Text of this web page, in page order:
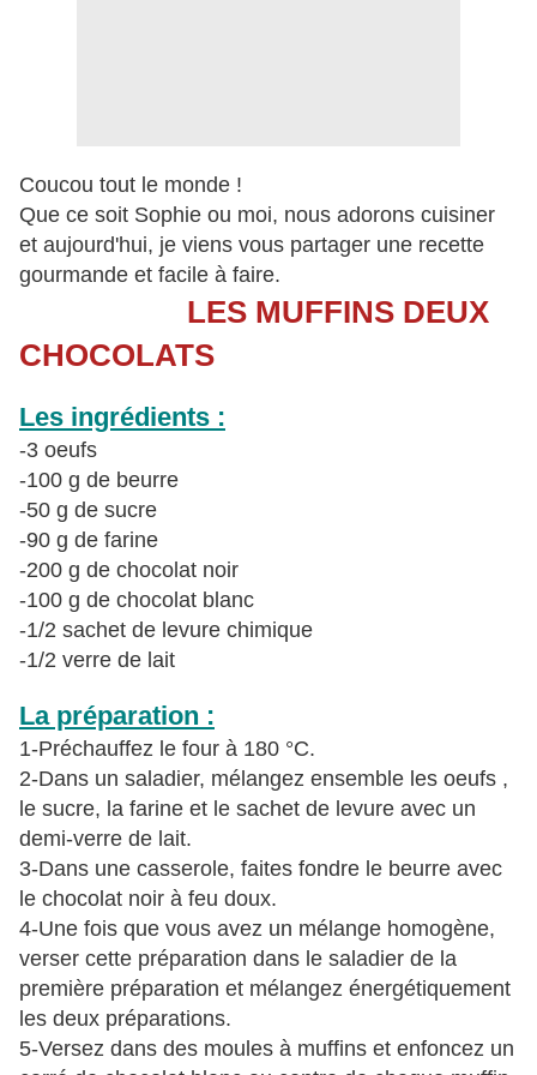
Coucou tout le monde !
Que ce soit Sophie ou moi, nous adorons cuisiner
et aujourd'hui, je viens vous partager une recette
gourmande et facile à faire.
LES MUFFINS DEUX
CHOCOLATS
Les ingrédients :
-3 oeufs
-100 g de beurre
-50 g de sucre
-90 g de farine
-200 g de chocolat noir
-100 g de chocolat blanc
-1/2 sachet de levure chimique
-1/2 verre de lait
La préparation :
1-Préchauffez le four à 180 °C.
2-Dans un saladier, mélangez ensemble les oeufs ,
le sucre, la farine et le sachet de levure avec un
demi-verre de lait.
3-Dans une casserole, faites fondre le beurre avec
le chocolat noir à feu doux.
4-Une fois que vous avez un mélange homogène,
verser cette préparation dans le saladier de la
première préparation et mélangez énergétiquement
les deux préparations.
5-Versez dans des moules à muffins et enfoncez un